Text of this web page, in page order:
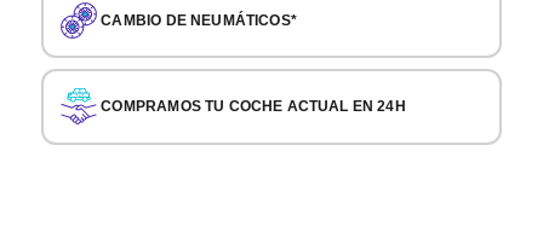
CAMBIO DE NEUMÁTICOS*
COMPRAMOS TU COCHE ACTUAL EN 24H